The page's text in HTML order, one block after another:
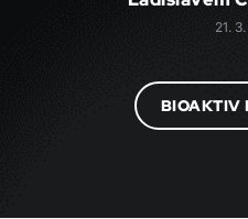
21.
BIOAKTIV